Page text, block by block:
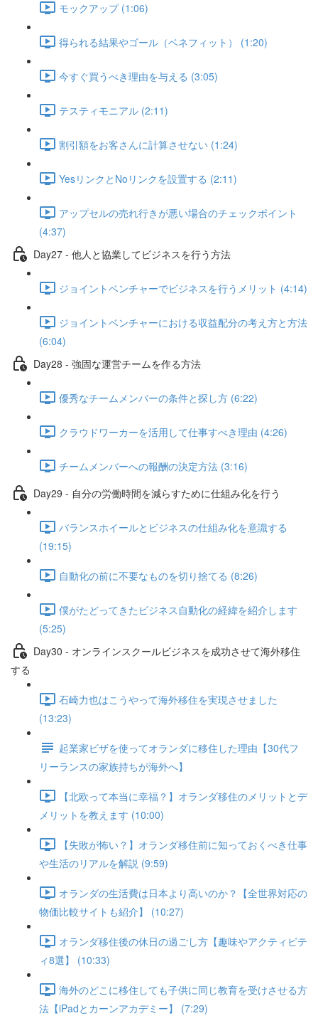
モックアップ (1:06)
得られる結果やゴール（ベネフィット） (1:20)
今すぐ買うべき理由を与える (3:05)
テスティモニアル (2:11)
割引額をお客さんに計算させない (1:24)
YesリンクとNoリンクを設置する (2:11)
アップセルの売れ行きが悪い場合のチェックポイント
(4:37)
Day27 - 他人と協業してビジネスを行う方法
ジョイントベンチャーでビジネスを行うメリット (4:14)
ジョイントベンチャーにおける収益配分の考え方と方法
(6:04)
Day28 - 強固な運営チームを作る方法
優秀なチームメンバーの条件と探し方 (6:22)
クラウドワーカーを活用して仕事すべき理由 (4:26)
チームメンバーへの報酬の決定方法 (3:16)
Day29 - 自分の労働時間を減らすために仕組み化を行う
バランスホイールとビジネスの仕組み化を意識する
(19:15)
自動化の前に不要なものを切り捨てる (8:26)
僕がたどってきたビジネス自動化の経緯を紹介します
(5:25)
Day30 - オンラインスクールビジネスを成功させて海外移住
する
石崎力也はこうやって海外移住を実現させました
(13:23)
起業家ビザを使ってオランダに移住した理由【30代フ
リーランスの家族持ちが海外へ】
【北欧って本当に幸福？】オランダ移住のメリットとデ
メリットを教えます (10:00)
【失敗が怖い？】オランダ移住前に知っておくべき仕事
や生活のリアルを解説 (9:59)
オランダの生活費は日本より高いのか？【全世界対応の
物価比較サイトも紹介】 (10:27)
オランダ移住後の休日の過ごし方【趣味やアクティビテ
ィ8選】 (10:33)
海外のどこに移住しても子供に同じ教育を受けさせる方
法【iPadとカーンアカデミー】 (7:29)